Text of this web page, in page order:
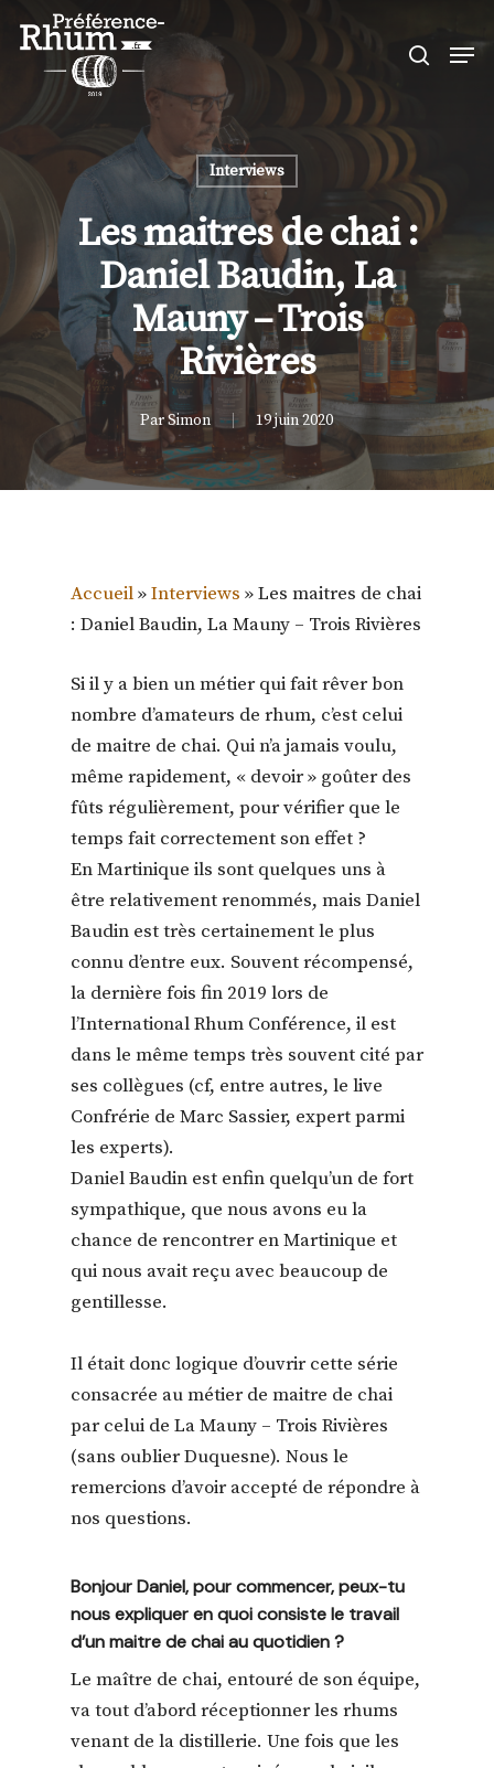
search
Interviews
Les maitres de chai :
Daniel Baudin, La
Mauny – Trois
Rivières
ParSimon 19 juin 2020
Accueil»Interviews »Les maitres de chai
: Daniel Baudin, La Mauny – Trois Rivières
Si il y a bien un métier qui fait rêver bon
nombre d’amateurs de rhum, c’est celui
de maitre de chai. Qui n’a jamais voulu,
même rapidement, « devoir » goûter des
fûts régulièrement, pour vérifier que le
temps fait correctement son effet ?
En Martinique ils sont quelques uns à
être relativement renommés, mais Daniel
Baudin est très certainement le plus
connu d’entre eux. Souvent récompensé,
la dernière fois fin 2019 lors de
l’International Rhum Conférence, il est
dans le même temps très souvent cité par
ses collègues (cf, entre autres, le live
Confrérie de Marc Sassier, expert parmi
les experts).
Daniel Baudin est enfin quelqu’un de fort
sympathique, que nous avons eu la
chance de rencontrer en Martinique et
qui nous avait reçu avec beaucoup de
gentillesse.
Il était donc logique d’ouvrir cette série
consacrée au métier de maitre de chai
par celui de La Mauny – Trois Rivières
(sans oublier Duquesne). Nous le
remercions d’avoir accepté de répondre à
nos questions.
Bonjour Daniel, pour commencer, peux-tu
nous expliquer en quoi consiste le travail
d’un maitre de chai au quotidien ?
Le maître de chai, entouré de son équipe,
va tout d’abord réceptionner les rhums
venant de la distillerie. Une fois que les
Close